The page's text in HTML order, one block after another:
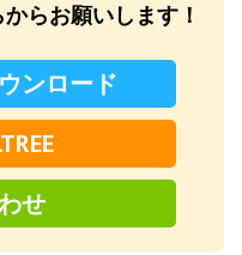
らお願いします！
ンロード
せ